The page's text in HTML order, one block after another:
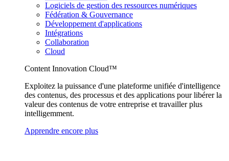
Logiciels de gestion des ressources numériques
Fédération & Gouvernance
Développement d'applications
Intégrations
Collaboration
Cloud
Content Innovation Cloud™
Exploitez la puissance d'une plateforme unifiée d'intelligence
des contenus, des processus et des applications pour libérer la
valeur des contenus de votre entreprise et travailler plus
intelligemment.
Apprendre encore plus